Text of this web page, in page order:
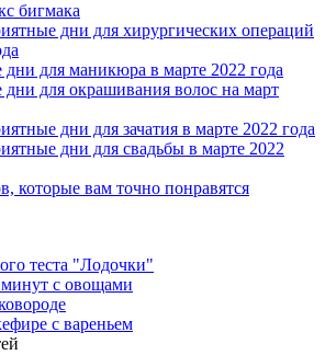
бигмака
дни для хирургических операций
дни для маникюра в марте 2022 года
дни для окрашивания волос на март
дни для зачатия в марте 2022 года
дни для свадьбы в марте 2022
которые вам точно понравятся
теста "Лодочки"
минут с овощами
с вареньем